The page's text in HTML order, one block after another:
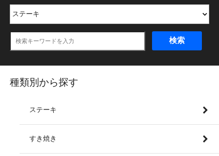
検索
種類別から探す
ステーキ
すき焼き